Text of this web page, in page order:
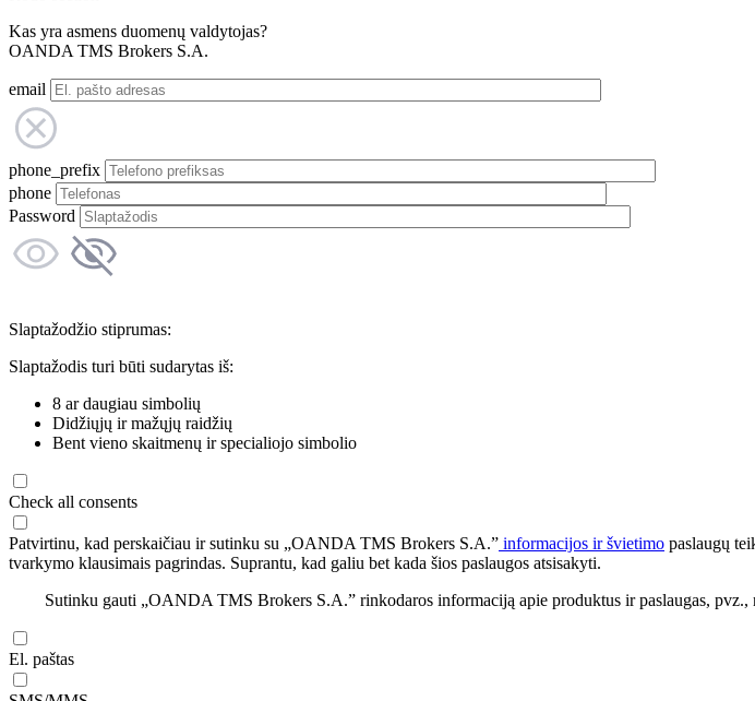
Kas yra asmens duomenų valdytojas?
OANDA TMS Brokers S.A.
email
phone_prefix
phone
Password
Slaptažodžio stiprumas:
Slaptažodis turi būti sudarytas iš:
8 ar daugiau simbolių
Didžiųjų ir mažųjų raidžių
Bent vieno skaitmenų ir specialiojo simbolio
Check all consents
Patvirtinu, kad perskaičiau ir sutinku su „OANDA TMS Brokers S.A.” informacijos ir švietimo paslaugų
tvarkymo klausimais pagrindas. Suprantu, kad galiu bet kada šios paslaugos atsisakyti.
Sutinku gauti „OANDA TMS Brokers S.A.” rinkodaros informaciją apie produktus ir paslaugas, pvz.,
El. paštas